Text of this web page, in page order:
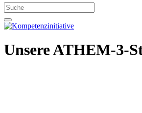
Unsere ATHEM-3-